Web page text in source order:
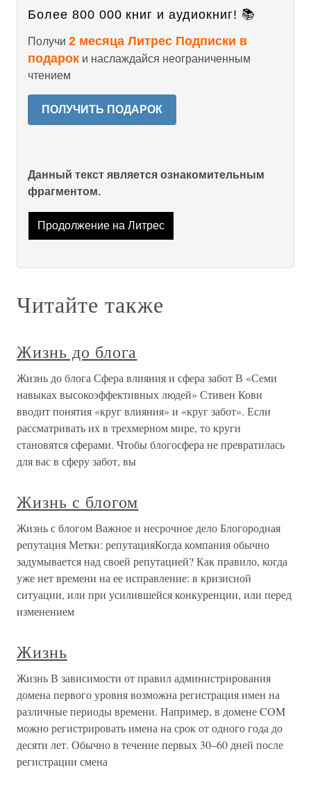
Более 800 000 книг и аудиокниг! 📚
Получи 2 месяца Литрес Подписки в
подарок и наслаждайся неограниченным
чтением
ПОЛУЧИТЬ ПОДАРОК
Данный текст является ознакомительным
фрагментом.
Продолжение на Литрес
Читайте также
Жизнь до блога
Жизнь до блога Сфера влияния и сфера забот В «Семи
навыках высокоэффективных людей» Стивен Кови
вводит понятия «круг влияния» и «круг забот». Если
рассматривать их в трехмерном мире, то круги
становятся сферами. Чтобы блогосфера не превратилась
для вас в сферу забот, вы
Жизнь с блогом
Жизнь с блогом Важное и несрочное дело Блогородная
репутация Метки: репутацияКогда компания обычно
задумывается над своей репутацией? Как правило, когда
уже нет времени на ее исправление: в кризисной
ситуации, или при усилившейся конкуренции, или перед
изменением
Жизнь
Жизнь В зависимости от правил администрирования
домена первого уровня возможна регистрация имен на
различные периоды времени. Например, в домене COM
можно регистрировать имена на срок от одного года до
десяти лет. Обычно в течение первых 30–60 дней после
регистрации смена